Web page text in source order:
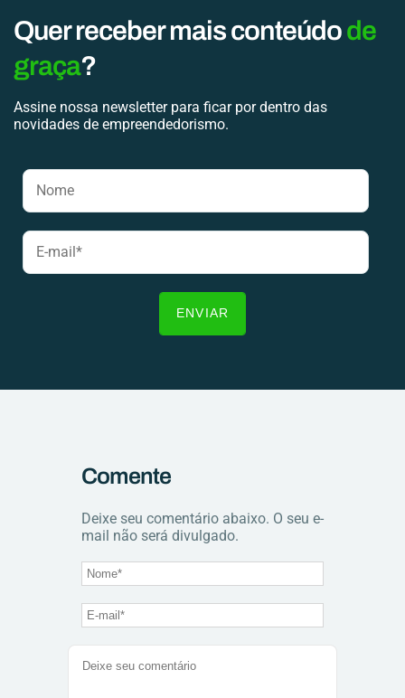
Quer receber mais conteúdode
graça?
Assine nossa newsletter para ficar por dentro das
novidades de empreendedorismo.
Comente
Deixe seu comentário abaixo. O seu e-
mail não será divulgado.